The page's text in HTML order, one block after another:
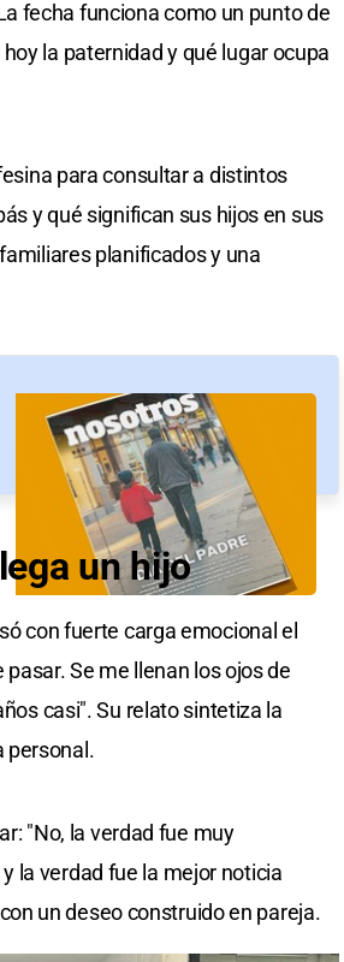
fecha funciona como un punto de
la paternidad y qué lugar ocupa
para consultar a distintos
y qué significan sus hijos en sus
planificados y una
un hijo
con fuerte carga emocional el
Se me llenan los ojos de
casi". Su relato sintetiza la
personal.
"No, la verdad fue muy
la verdad fue la mejor noticia
un deseo construido en pareja.